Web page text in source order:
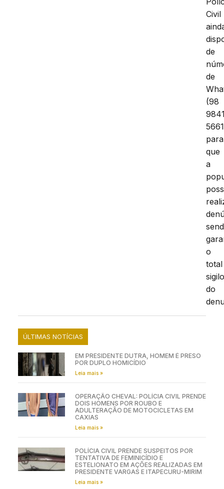
Civil
de
de
(98
para
que
a
o
total
do
ÚLTIMAS NOTÍCIAS
EM PRESIDENTE DUTRA, HOMEM É PRESO
POR DUPLO HOMICÍDIO
Leia mais »
OPERAÇÃO CHEVAL: POLÍCIA CIVIL PRENDE
DOIS HOMENS POR ROUBO E
ADULTERAÇÃO DE MOTOCICLETAS EM
CAXIAS
Leia mais »
POLÍCIA CIVIL PRENDE SUSPEITOS POR
TENTATIVA DE FEMINICÍDIO E
ESTELIONATO EM AÇÕES REALIZADAS EM
PRESIDENTE VARGAS E ITAPECURU-MIRIM
Leia mais »